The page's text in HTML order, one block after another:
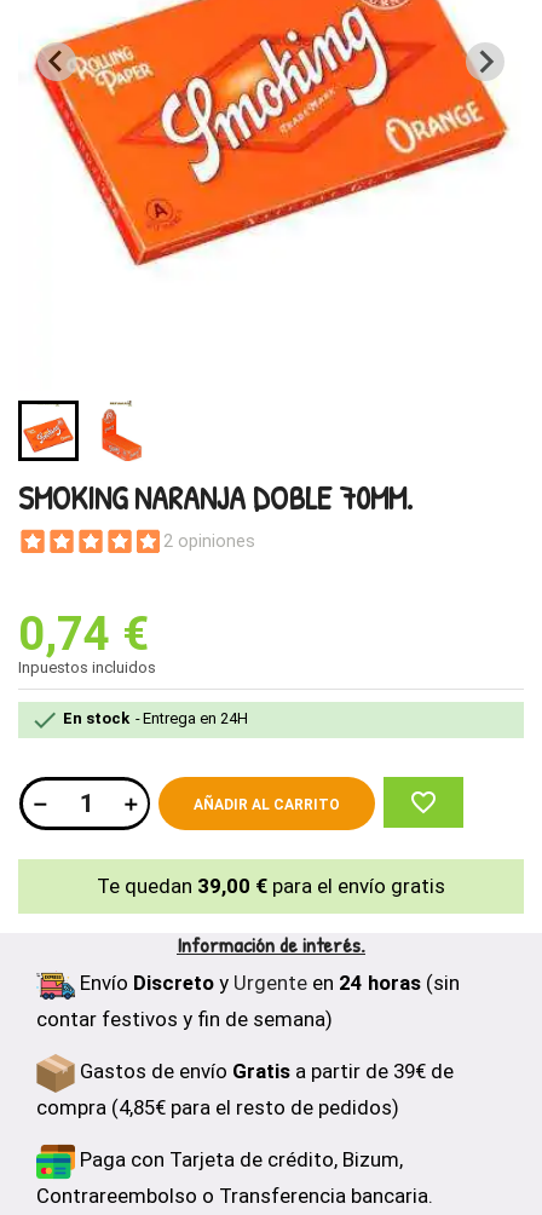
SMOKING NARANJA DOBLE 70MM.
2 opiniones
0,74 €
Inpuestos incluidos
 En stock Entrega en 24H
AÑADIR AL CARRITO favorite_border
Te quedan 39,00 € para el envío gratis
Información de interés.
Envío Discreto y Urgente en 24 horas (sin
contar festivos y fin de semana)
Gastos de envío Gratis a partir de 39€ de
compra (4,85€ para el resto de pedidos)
Paga con Tarjeta de crédito, Bizum,
Contrareembolso o Transferencia bancaria.